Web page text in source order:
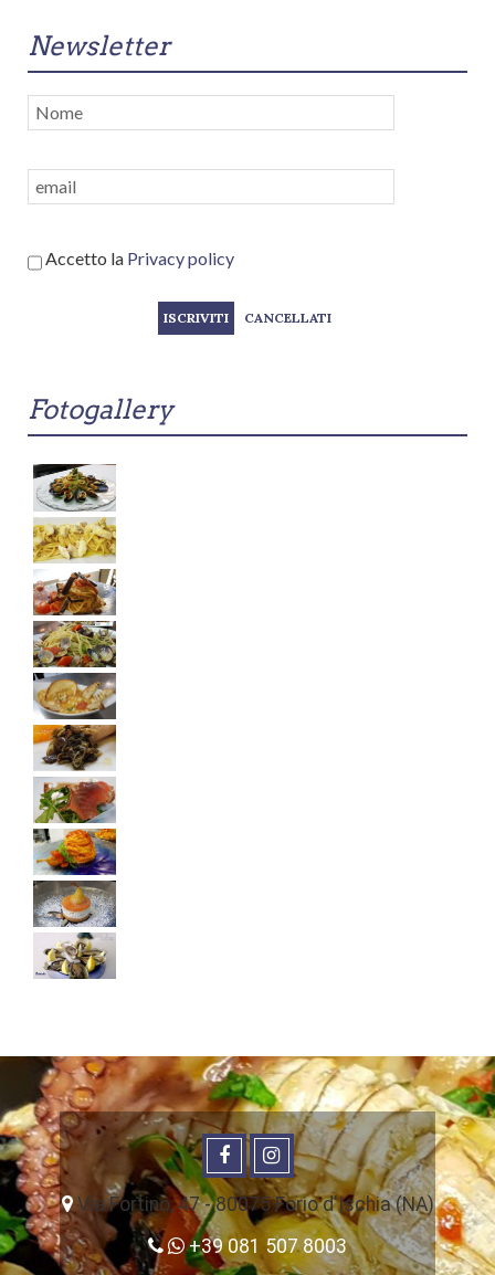
Newsletter
Accetto la Privacy policy
Fotogallery
Via Fortino, 47 - 80075 Forio d'Ischia (NA)
+39 081 507 8003